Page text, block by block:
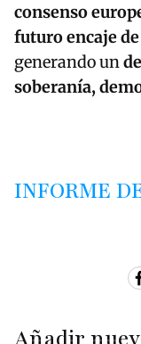
consenso
futuro encaje
generando un
soberanía,
INFORME